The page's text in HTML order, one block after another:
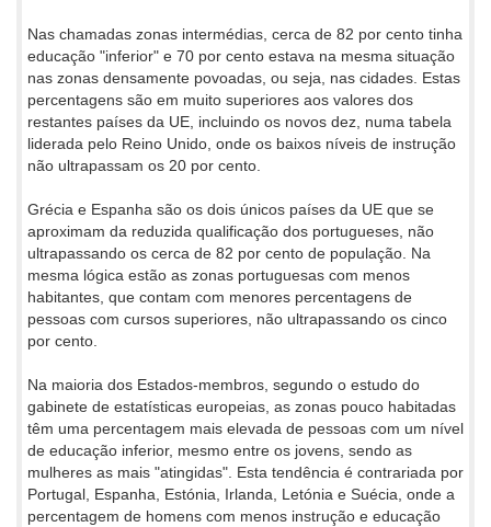
Nas chamadas zonas intermédias, cerca de 82 por cento tinha
educação "inferior" e 70 por cento estava na mesma situação
nas zonas densamente povoadas, ou seja, nas cidades. Estas
percentagens são em muito superiores aos valores dos
restantes países da UE, incluindo os novos dez, numa tabela
liderada pelo Reino Unido, onde os baixos níveis de instrução
não ultrapassam os 20 por cento.
Grécia e Espanha são os dois únicos países da UE que se
aproximam da reduzida qualificação dos portugueses, não
ultrapassando os cerca de 82 por cento de população. Na
mesma lógica estão as zonas portuguesas com menos
habitantes, que contam com menores percentagens de
pessoas com cursos superiores, não ultrapassando os cinco
por cento.
Na maioria dos Estados-membros, segundo o estudo do
gabinete de estatísticas europeias, as zonas pouco habitadas
têm uma percentagem mais elevada de pessoas com um nível
de educação inferior, mesmo entre os jovens, sendo as
mulheres as mais "atingidas". Esta tendência é contrariada por
Portugal, Espanha, Estónia, Irlanda, Letónia e Suécia, onde a
percentagem de homens com menos instrução e educação